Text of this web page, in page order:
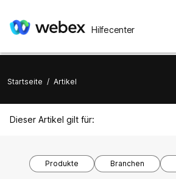
Hilfecenter
Startseite / Artikel
Dieser Artikel gilt für:
Produkte Branchen